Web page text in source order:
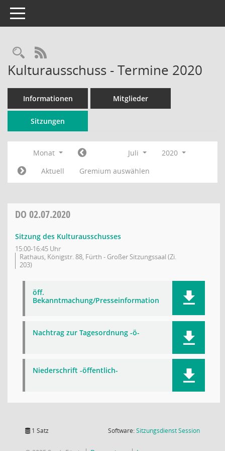
Toggle navigation
Rechercheauswahl
RSS-Feed
Kulturausschuss - Termine 2020
Informationen Mitglieder
Sitzungen
Monat Juli
2020
Aktuell
Gremium auswählen
DO 02.07.2020
Sitzung des Kulturausschusses
15:00-16:45 Uhr
Rathaus, Königstr. 88, Fürth - Großer Sitzungssaal (Zi.
203)
öff.
Bekanntmachung/Presseinformation
Nachtrag zur Tagesordnung -ö-
Niederschrift -öffentlich-
1 Satz Software:SitzungsdienstSession(Wird in